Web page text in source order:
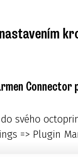
Connector
svého
=> Plugin